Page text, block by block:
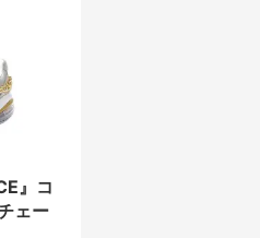
ェー